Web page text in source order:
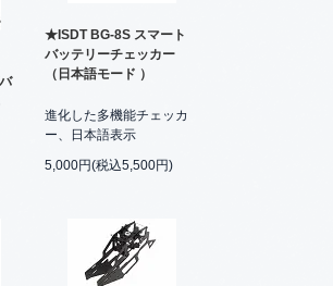
★ISDT BG-8S スマート
バッテリーチェッカー
（日本語モード ）
進化した多機能チェッカ
ー、日本語表示
5,000円(税込5,500円)